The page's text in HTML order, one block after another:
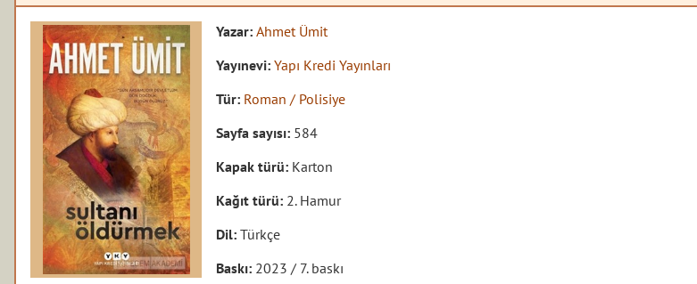
Yazar:Ahmet Ümit
Yayınevi:Yapı Kredi Yayınları
Tür: Roman / Polisiye
Sayfa sayısı: 584
Kapak türü: Karton
Kağıt türü: 2. Hamur
Dil:Türkçe
Baskı: 2023 / 7. baskı